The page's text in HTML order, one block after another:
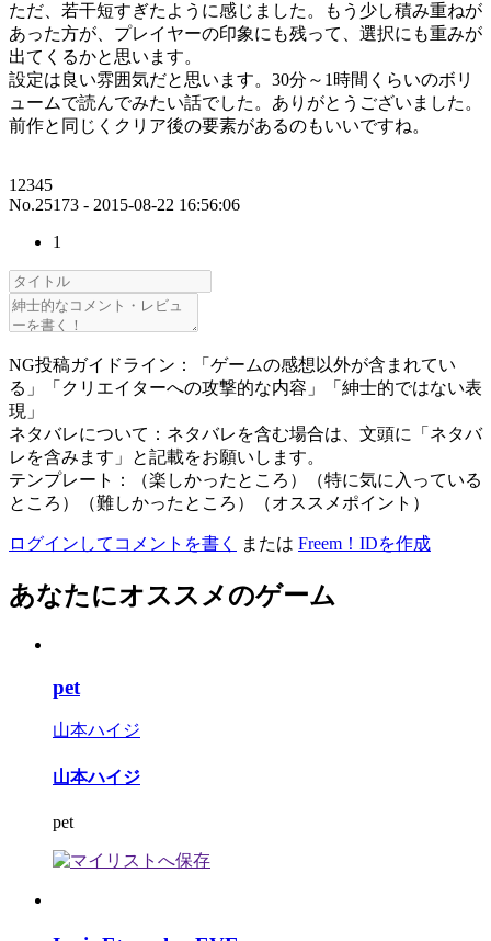
ただ、若干短すぎたように感じました。もう少し積み重ねが
あった方が、プレイヤーの印象にも残って、選択にも重みが
出てくるかと思います。
設定は良い雰囲気だと思います。30分～1時間くらいのボリ
ュームで読んでみたい話でした。ありがとうございました。
前作と同じくクリア後の要素があるのもいいですね。
12345
No.25173 - 2015-08-22 16:56:06
1
NG投稿ガイドライン：「ゲームの感想以外が含まれてい
る」「クリエイターへの攻撃的な内容」「紳士的ではない表
現」
ネタバレについて：ネタバレを含む場合は、文頭に「ネタバ
レを含みます」と記載をお願いします。
テンプレート：（楽しかったところ）（特に気に入っている
ところ）（難しかったところ）（オススメポイント）
ログインしてコメントを書く または Freem！IDを作成
あなたにオススメのゲーム
pet
山本ハイジ
山本ハイジ
pet